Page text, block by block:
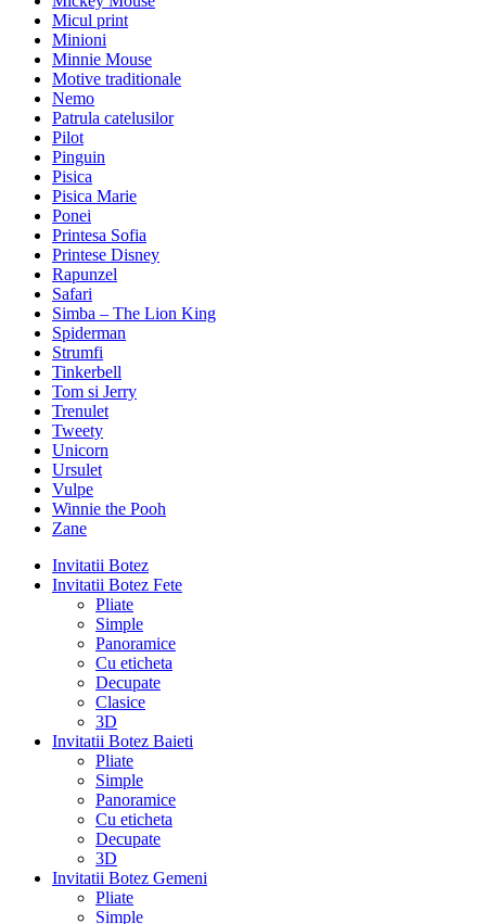
Micul print
Minioni
Minnie Mouse
Motive traditionale
Nemo
Patrula catelusilor
Pilot
Pinguin
Pisica
Pisica Marie
Ponei
Printesa Sofia
Printese Disney
Rapunzel
Safari
Simba – The Lion King
Spiderman
Strumfi
Tinkerbell
Tom si Jerry
Trenulet
Tweety
Unicorn
Ursulet
Vulpe
Winnie the Pooh
Zane
Invitatii Botez
Invitatii Botez Fete
Pliate
Simple
Panoramice
Cu eticheta
Decupate
Clasice
3D
Invitatii Botez Baieti
Pliate
Simple
Panoramice
Cu eticheta
Decupate
3D
Invitatii Botez Gemeni
Pliate
Simple